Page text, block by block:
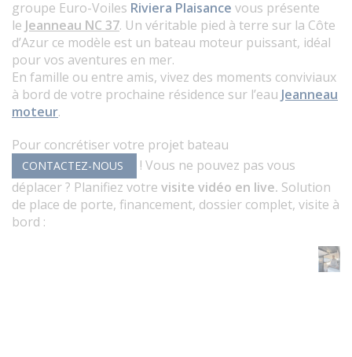
groupe Euro-Voiles Riviera Plaisance vous présente
le Jeanneau NC 37. Un véritable pied à terre sur la Côte
d’Azur ce modèle est un bateau moteur puissant, idéal
pour vos aventures en mer.
En famille ou entre amis, vivez des moments conviviaux
à bord de votre prochaine résidence sur l’eau Jeanneau
moteur.
Pour concrétiser votre projet bateau
CONTACTEZ-NOUS
! Vous ne pouvez pas vous
déplacer ? Planifiez votre visite vidéo en live. Solution
de place de porte, financement, dossier complet, visite à
bord :